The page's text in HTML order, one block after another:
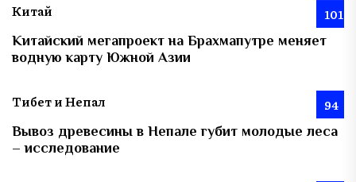
Китай 101
Китайский мегапроект на Брахмапутре меняет
водную карту Южной Азии
Тибет и Непал 94
Вывоз древесины в Непале губит молодые леса
– исследование